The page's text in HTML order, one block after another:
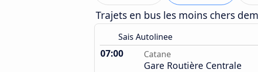
Trajets en bus les moins chers
Sais Autolinee
07:00 Catane
Gare Routière Centrale